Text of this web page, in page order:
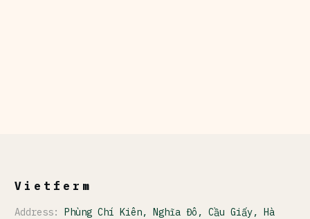
Vietferm
Address: Phùng Chí Kiên, Nghĩa Đô, Cầu Giấy, Hà